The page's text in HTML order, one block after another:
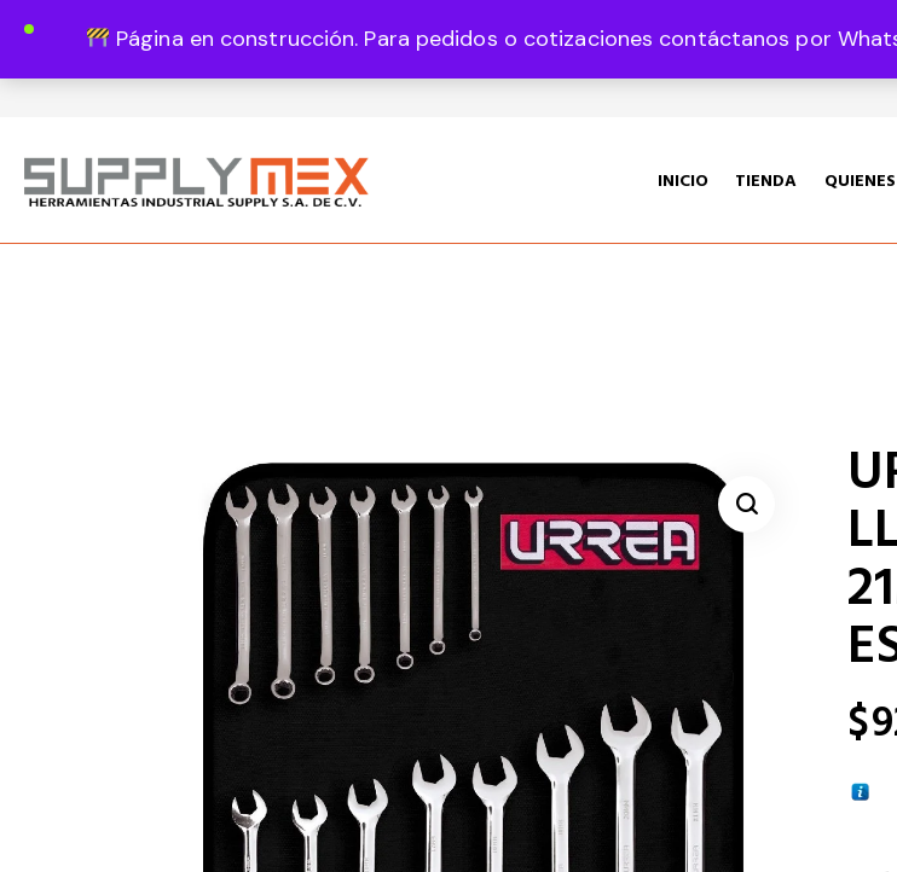
Página en construcción. Para pedidos o cotizaciones contáctanos por
INICIO TIENDA
$